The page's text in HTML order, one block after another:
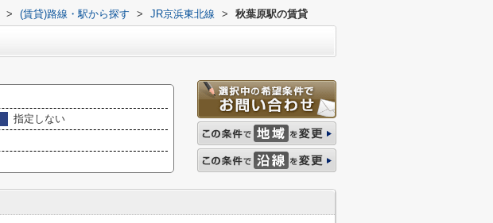
> (賃貸)路線・駅から探す > JR京浜東北線 > 秋葉原駅の賃貸
指定しない